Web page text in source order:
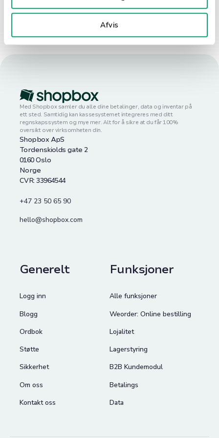
Afvis
Med Shopbox samler du alle dine betalinger, data og inventar på
ett sted. Samtidig kan kassesystemet integreres med ditt
regnskapssystem og mye mer. Alt for å sikre at du får 100%
oversikt over virksomheten din.
Shopbox ApS
Tordenskiolds gate 2
0160 Oslo
Norge
CVR: 33964544
+47 23 50 65 90
hello@shopbox.com
Generelt
Logg inn
Blogg
Ordbok
Støtte
Sikkerhet
Om oss
Kontakt oss
Funksjoner
Alle funksjoner
Weorder: Online bestilling
Lojalitet
Lagerstyring
B2B Kundemodul
Betalings
Data